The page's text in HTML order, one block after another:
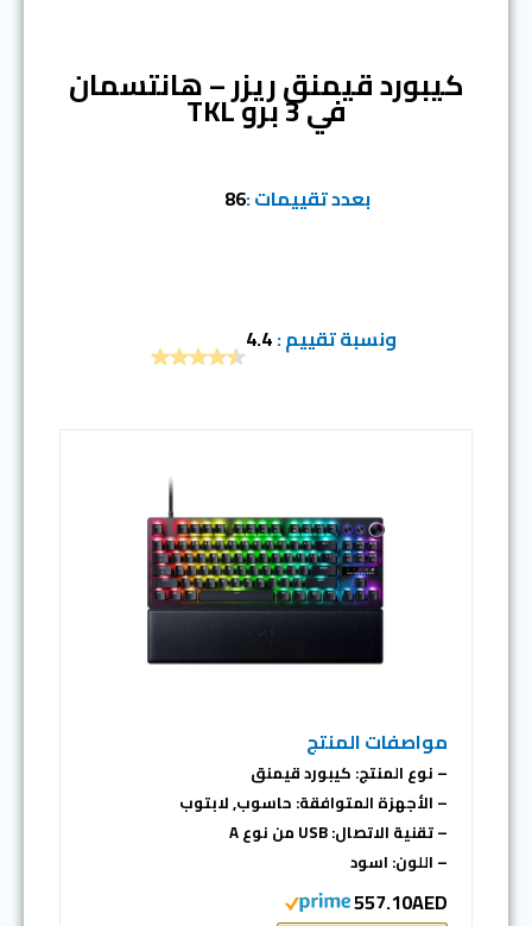
كيبورد قيمنق ريزر – هانتسمان
في 3 برو TKL
بعدد تقييمات :86
ونسبة تقييم :4.4
مواصفات المنتج
– نوع المنتج: كيبورد قيمنق
– الأجهزة المتوافقة: حاسوب, لابتوب
– تقنية الاتصال: USB من نوع A
– اللون: اسود
557.10AED